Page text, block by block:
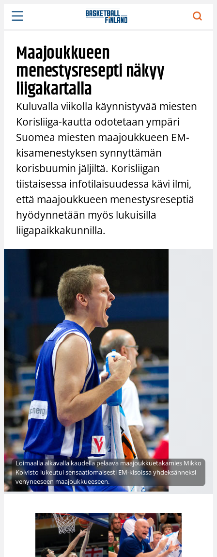
Siirry
sisältöön
Maajoukkueen
menestysresepti näkyy
liigakartalla
Kuluvalla viikolla käynnistyvää miesten
Korisliiga-kautta odotetaan ympäri
Suomea miesten maajoukkueen EM-
kisamenestyksen synnyttämän
korisbuumin jäljiltä. Korisliigan
tiistaisessa infotilaisuudessa kävi ilmi,
että maajoukkueen menestysreseptiä
hyödynnetään myös lukuisilla
liigapaikkakunnilla.
Loimaalla alkavalla kaudella pelaava maajoukkuetakamies Mikko
Koivisto lukeutui sensaatiomaisesti EM-kisoissa yhdeksänneksi
venyneeseen maajoukkueeseen.